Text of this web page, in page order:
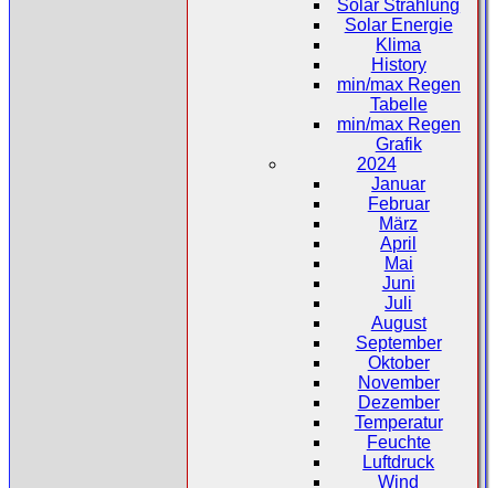
Solar Strahlung
Solar Energie
Klima
History
min/max Regen
Tabelle
min/max Regen
Grafik
2024
Januar
Februar
März
April
Mai
Juni
Juli
August
September
Oktober
November
Dezember
Temperatur
Feuchte
Luftdruck
Wind